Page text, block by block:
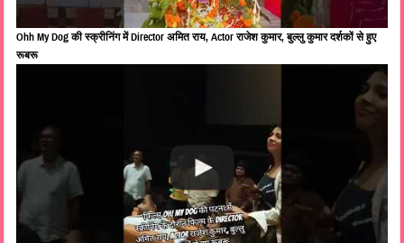
Ohh My Dog की स्क्रीनिंग में Director अमित राय, Actor राजेश कुमार, बुल्लु कुमार दर्शकों से हुए
रूबरू